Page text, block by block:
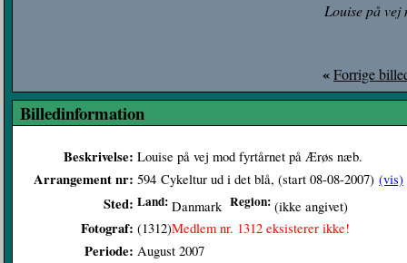
Louise på
«Forrige
Billedinformation
Beskrivelse: Louise på vej mod fyrtårnet på Ærøs næb.
Arrangement nr: 594 Cykeltur ud i det blå, (start 08-08-2007) (vis)
Sted: Land: Danmark Region: (ikke angivet)
Fotograf: (1312)Medlem nr. 1312 eksisterer ikke!
Periode: August 2007